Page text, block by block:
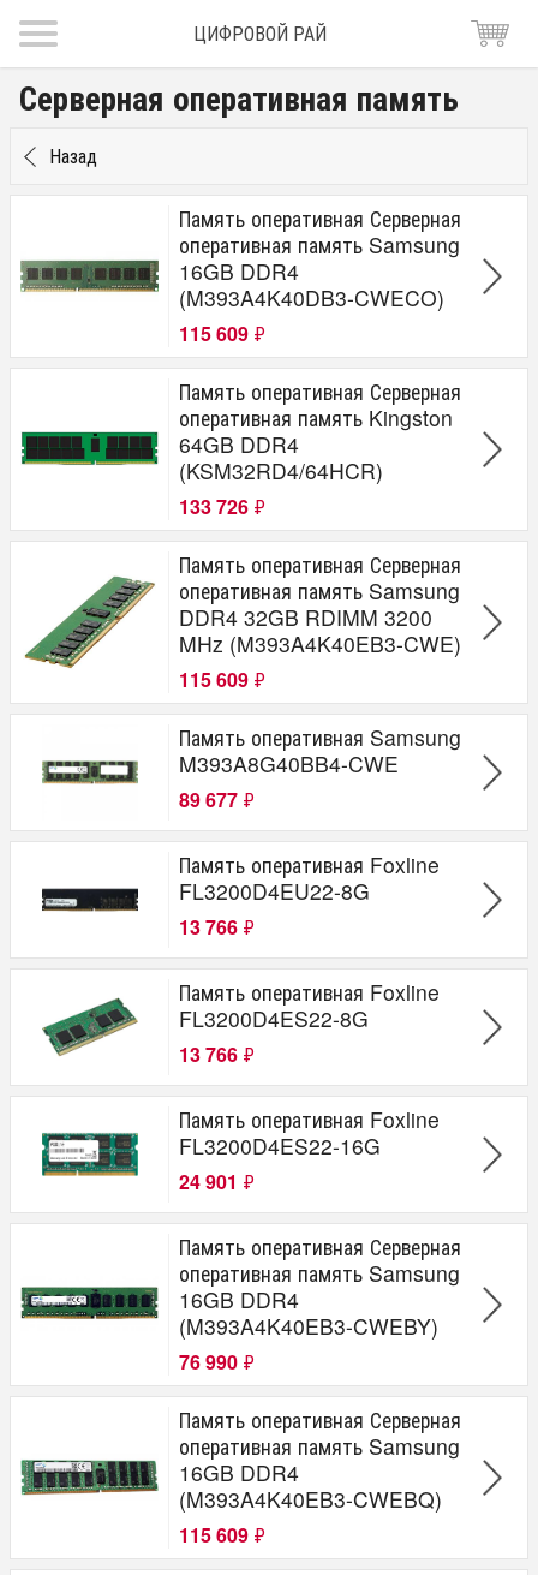
ЦИФРОВОЙ РАЙ
Серверная оперативная память
Назад
Память оперативная Серверная
оперативная память Samsung
16GB DDR4
(M393A4K40DB3-CWECO)
115 609 ₽
Память оперативная Серверная
оперативная память Kingston
64GB DDR4
(KSM32RD4/64HCR)
133 726 ₽
Память оперативная Серверная
оперативная память Samsung
DDR4 32GB RDIMM 3200
MHz (M393A4K40EB3-CWE)
115 609 ₽
Память оперативная Samsung
M393A8G40BB4-CWE
89 677 ₽
Память оперативная Foxline
FL3200D4EU22-8G
13 766 ₽
Память оперативная Foxline
FL3200D4ES22-8G
13 766 ₽
Память оперативная Foxline
FL3200D4ES22-16G
24 901 ₽
Память оперативная Серверная
оперативная память Samsung
16GB DDR4
(M393A4K40EB3-CWEBY)
76 990 ₽
Память оперативная Серверная
оперативная память Samsung
16GB DDR4
(M393A4K40EB3-CWEBQ)
115 609 ₽